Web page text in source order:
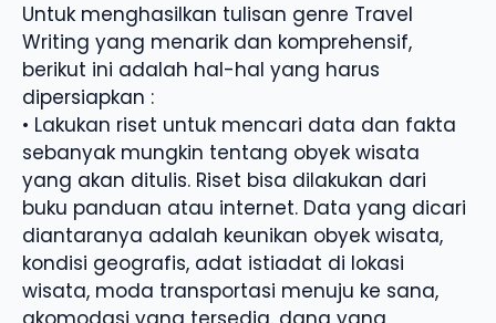
Untuk menghasilkan tulisan genre Travel
Writing yang menarik dan komprehensif,
berikut ini adalah hal-hal yang harus
dipersiapkan :
• Lakukan riset untuk mencari data dan fakta
sebanyak mungkin tentang obyek wisata
yang akan ditulis. Riset bisa dilakukan dari
buku panduan atau internet. Data yang dicari
diantaranya adalah keunikan obyek wisata,
kondisi geografis, adat istiadat di lokasi
wisata, moda transportasi menuju ke sana,